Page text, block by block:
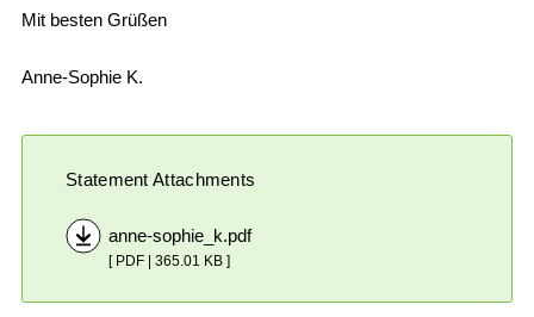
Mit besten Grüßen
Anne-Sophie K.
Statement Attachments
anne-sophie_k.pdf
[ PDF | 365.01 KB ]